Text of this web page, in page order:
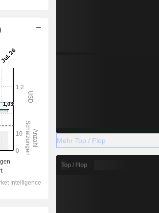
Mehr Top / Flop
Top / Flop